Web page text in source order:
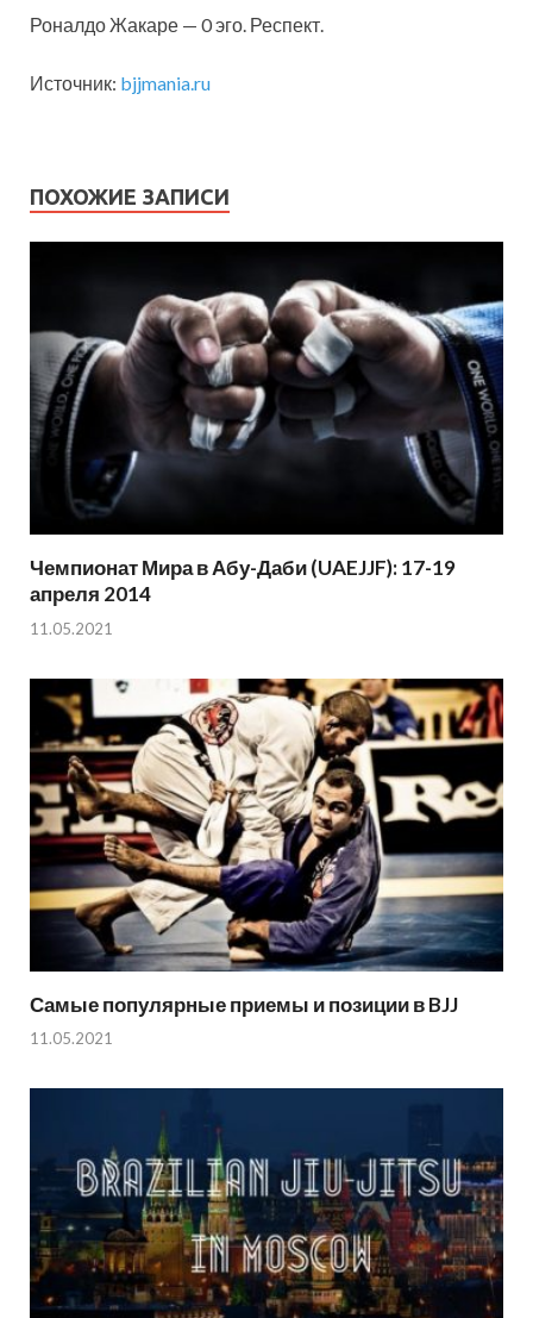
Роналдо Жакаре — 0 эго. Респект.
Источник: bjjmania.ru
ПОХОЖИЕ ЗАПИСИ
Чемпионат Мира в Абу-Даби (UAEJJF): 17-19
апреля 2014
11.05.2021
Самые популярные приемы и позиции в BJJ
11.05.2021